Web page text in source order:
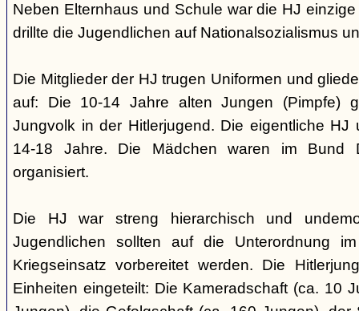
Neben Elternhaus und Schule war die HJ
drillte die Jugendlichen auf Nationalsozialismus
Die Mitglieder der HJ trugen Uniformen und
auf: Die 10-14 Jahre alten Jungen (Pimpfe)
Jungvolk in der Hitlerjugend. Die eigentliche HJ
14-18 Jahre. Die Mädchen waren im Bund
organisiert.
Die HJ war streng hierarchisch und
Jugendlichen sollten auf die Unterordnung
Kriegseinsatz vorbereitet werden. Die
Einheiten eingeteilt: Die Kameradschaft (ca. 10